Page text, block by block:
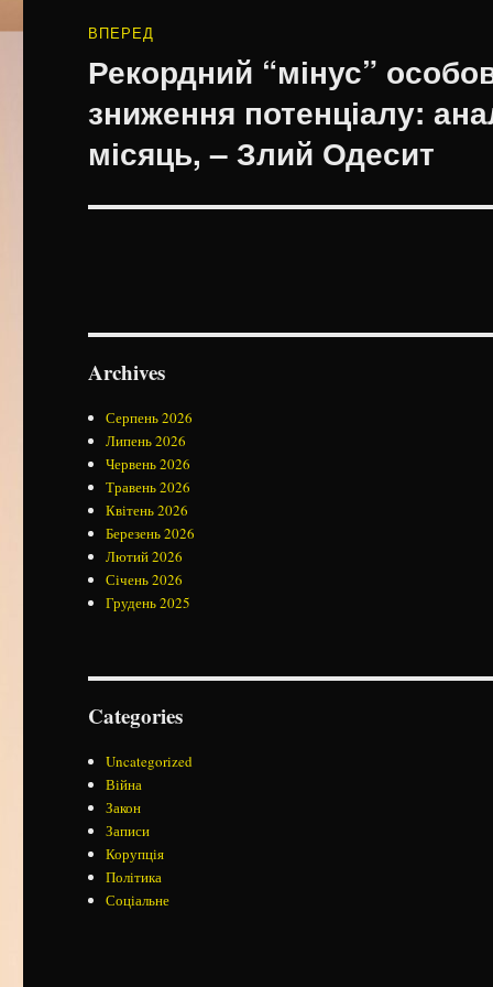
ВПЕРЕД
Наступний
Рекордний “мінус”
зниження потенціалу:
місяць, – Злий Одесит
Archives
Серпень 2026
Липень 2026
Червень 2026
Травень 2026
Квітень 2026
Березень 2026
Лютий 2026
Січень 2026
Грудень 2025
Categories
Uncategorized
Війна
Закон
Записи
Корупція
Політика
Соціальне